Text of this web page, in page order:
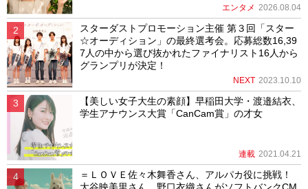
エンタメ 2026.08.04
スターダストプロモーション主催 第３回「スター
☆オーディション」の最終選考会。応募総数16,39
7人の中から選び抜かれたファイナリスト16人から
グランプリが決定！
NEXT 2023.10.10
【美しい女子大生の素顔】早稲田大学・渡邉結衣、
学生アナウンス大賞「CanCam賞」の才女
連載 2021.04.21
＝ＬＯＶＥ佐々木舞香さん、アルパカ役に挑戦！
大谷映美里さん、野口衣織さんがソフトバンクCM